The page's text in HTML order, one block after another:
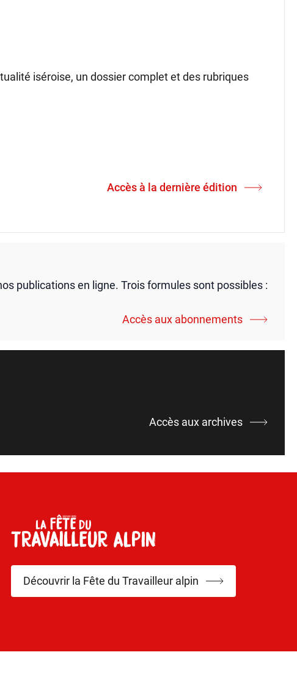
iséroise, un dossier complet et des rubriques
Accès à la dernière édition
publications en ligne. Trois formules sont possibles :
Accès aux abonnements
Accès aux archives
Découvrir la Fête du Travailleur alpin